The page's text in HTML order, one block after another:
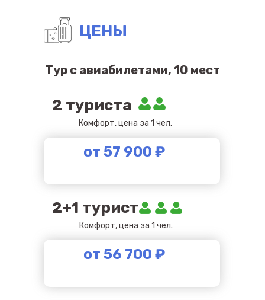
ЦЕНЫ
2 туриста
Комфорт, цена за 1 чел.
от 57 900 ₽
2+1 турист
Комфорт, цена за 1 чел.
от 56 700 ₽
Тур с авиабилетами, 10 мест